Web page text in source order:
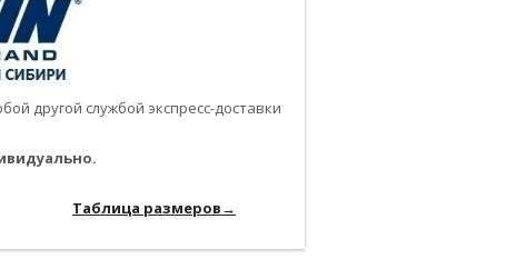
другой службой экспресс-доставки
Таблица размеров→